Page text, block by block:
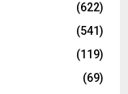
(622)
(541)
(119)
(69)